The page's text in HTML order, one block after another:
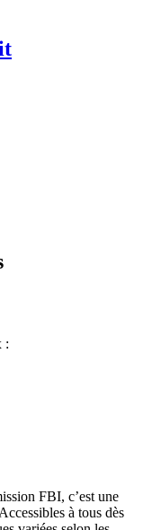
:
FBI, c’est une
à tous dès